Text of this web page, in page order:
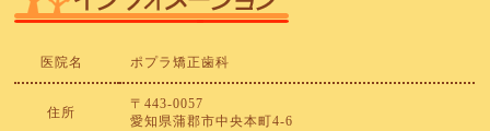
医院名 ポプラ矯正歯科
住所
〒443-0057
愛知県蒲郡市中央本町4-6